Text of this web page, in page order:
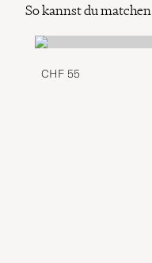
So kannst du matchen
CHF 55